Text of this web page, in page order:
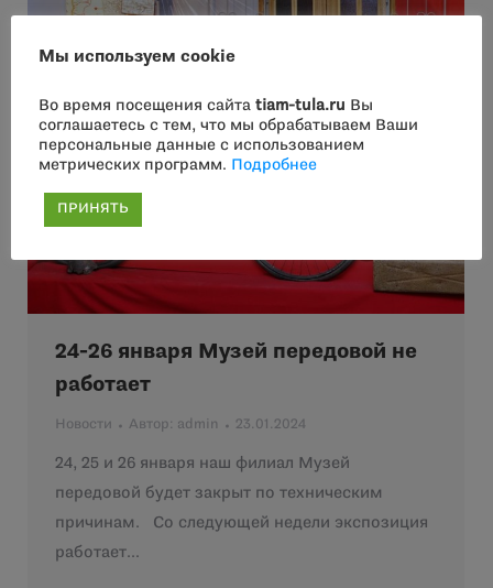
24-26 января Музей передовой не
работает
Новости Автор: admin 23.01.2024
24, 25 и 26 января наш филиал Музей
передовой будет закрыт по техническим
причинам. Со следующей недели экспозиция
работает…
Мы используем cookie
Во время посещения сайта tiam-tula.ru Вы
соглашаетесь с тем, что мы обрабатываем Ваши
персональные данные с использованием
метрических программ.
Подробнее
ПРИНЯТЬ